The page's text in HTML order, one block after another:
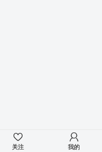
关注 我的